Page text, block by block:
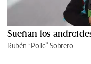
Sueñan los
Rubén “Pollo” Sobrero